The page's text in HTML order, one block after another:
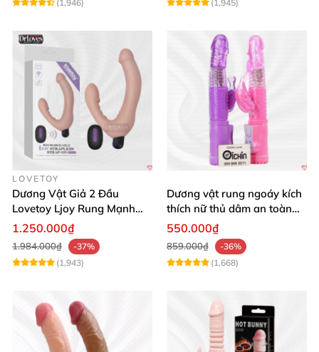
(1,946)
(1,945)
LOVETOY
Dương Vật Giả 2 Đầu
Lovetoy Ljoy Rung Mạnh
ĐKTX Hút Sâu
1.250.000₫
1.984.000₫
-37%
(1,943)
Dương vật rung ngoáy kích
thích nữ thủ dâm an toàn
cao cấp
550.000₫
859.000₫
-36%
(1,668)